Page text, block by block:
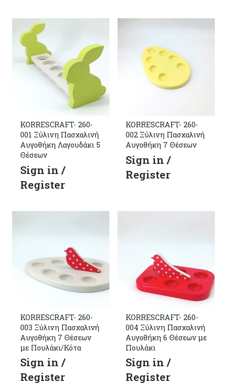
KORRESCRAFT- 260-
001 Ξύλινη Πασχαλινή
Αυγοθήκη Λαγουδάκι 5
Θέσεων
Sign in /
Register
KORRESCRAFT- 260-
002 Ξύλινη Πασχαλινή
Αυγοθήκη 7 Θέσεων
Sign in /
Register
KORRESCRAFT- 260-
003 Ξύλινη Πασχαλινή
Αυγοθήκη 7 Θέσεων
με Πουλάκι/Κότα
Sign in /
Register
KORRESCRAFT- 260-
004 Ξύλινη Πασχαλινή
Αυγοθήκη 6 Θέσεων με
Πουλάκι
Sign in /
Register